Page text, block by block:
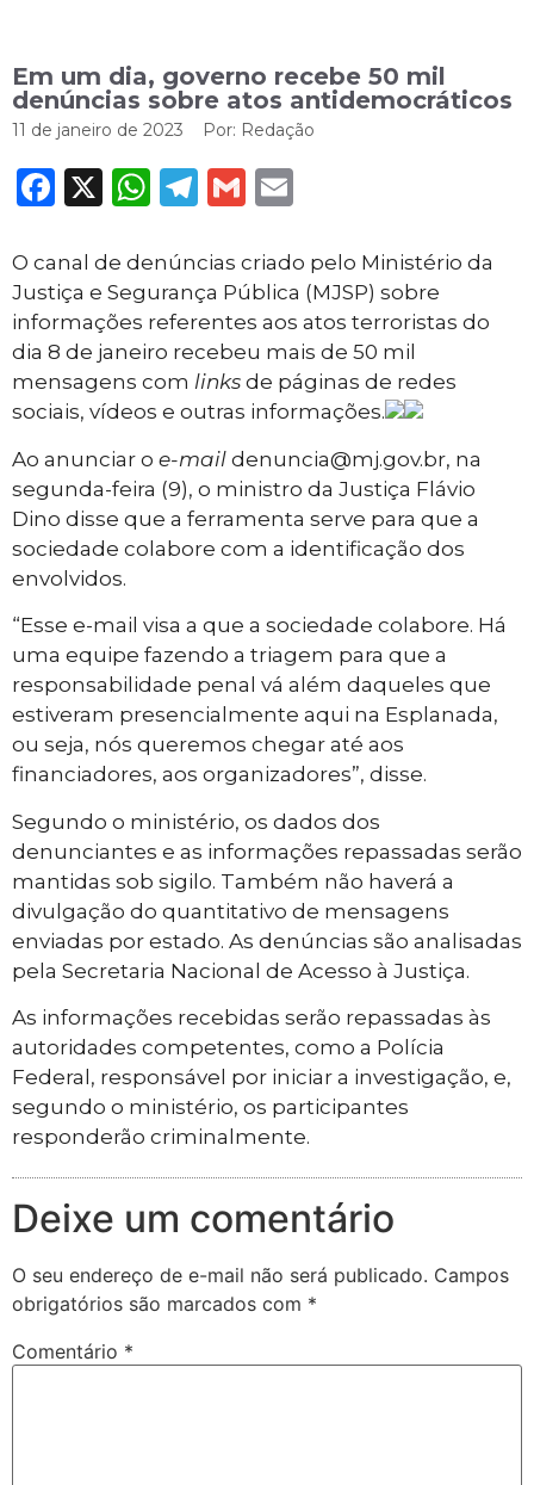
Em um dia, governo recebe 50 mil
denúncias sobre atos antidemocráticos
11 de janeiro de 2023 Por: Redação
Facebook
X WhatsApp
Telegram
Gmail
O canal de denúncias criado pelo Ministério da
Justiça e Segurança Pública (MJSP) sobre
informações referentes aos atos terroristas do
dia 8 de janeiro recebeu mais de 50 mil
mensagens com links de páginas de redes
sociais, vídeos e outras informações.
Ao anunciar o e-mail denuncia@mj.gov.br, na
segunda-feira (9), o ministro da Justiça Flávio
Dino disse que a ferramenta serve para que a
sociedade colabore com a identificação dos
envolvidos.
“Esse e-mail visa a que a sociedade colabore. Há
uma equipe fazendo a triagem para que a
responsabilidade penal vá além daqueles que
estiveram presencialmente aqui na Esplanada,
ou seja, nós queremos chegar até aos
financiadores, aos organizadores”, disse.
Segundo o ministério, os dados dos
denunciantes e as informações repassadas serão
mantidas sob sigilo. Também não haverá a
divulgação do quantitativo de mensagens
enviadas por estado. As denúncias são analisadas
pela Secretaria Nacional de Acesso à Justiça.
As informações recebidas serão repassadas às
autoridades competentes, como a Polícia
Federal, responsável por iniciar a investigação, e,
segundo o ministério, os participantes
responderão criminalmente.
Deixe um comentário
O seu endereço de e-mail não será publicado. Campos
obrigatórios são marcados com *
Comentário *